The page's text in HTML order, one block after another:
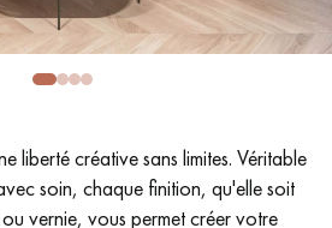
sont disponibles au
09-8899140
liberté créative sans limites. Véritable
soin, chaque finition, qu'elle soit
vernie, vous permet créer votre